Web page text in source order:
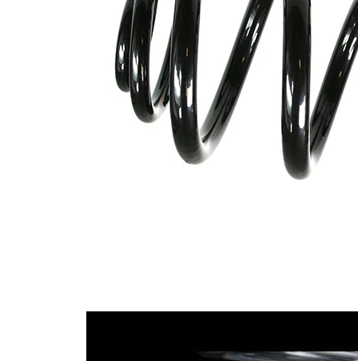
ürün/
İlave
açıklama
kovansız
Vida
dişlerinin
sayısı
yeşil
(2x)
10,10